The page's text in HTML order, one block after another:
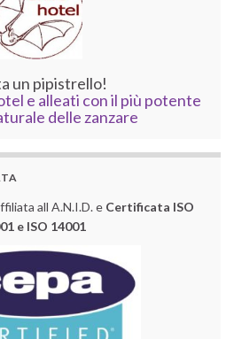
un pipistrello!
e alleati con il più potente
delle zanzare
all A.N.I.D. e Certificata ISO
e ISO 14001